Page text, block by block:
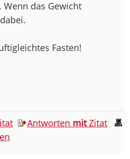
das Gewicht
Fasten!
Antworten mitZitat